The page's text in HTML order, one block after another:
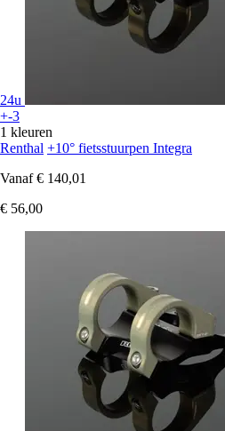
24u
+-3
1 kleuren
Renthal +10° fietsstuurpen Integra
Vanaf € 140,01
€ 56,00